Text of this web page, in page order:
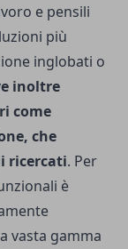
e pensili
più
inglobati o
inoltre
come
che
ricercati. Per
è
vasta gamma